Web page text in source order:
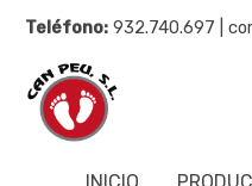
Teléfono:932.740.697 |